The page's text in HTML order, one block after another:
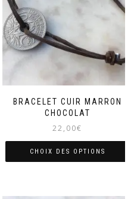
BRACELET CUIR MARRON
CHOCOLAT
22,00€
CHOIX DES OPTIONS
a